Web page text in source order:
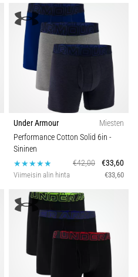
Under Armour
Miesten
Performance Cotton Solid 6in -
Sininen
€42,00
€33,60
Viimeisin alin hinta €33,60